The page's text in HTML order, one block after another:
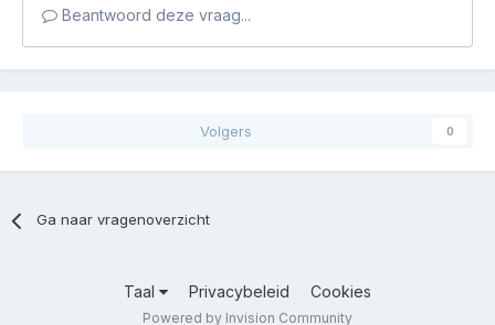
Beantwoord deze vraag...
Volgers 0
Ga naar vragenoverzicht
Taal Privacybeleid Cookies
Powered by Invision Community